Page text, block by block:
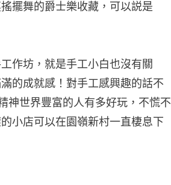
擺舞的爵士樂收藏，可以説是
作坊，就是手工小白也沒有關
的成就感！對手工感興趣的話不
神世界豐富的人有多好玩，不慌不
小店可以在園嶺新村一直棲息下